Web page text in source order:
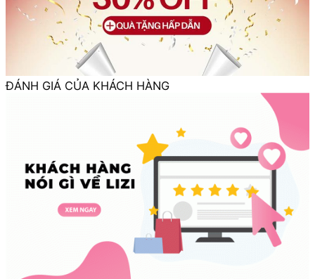
ĐÁNH GIÁ CỦA KHÁCH HÀNG